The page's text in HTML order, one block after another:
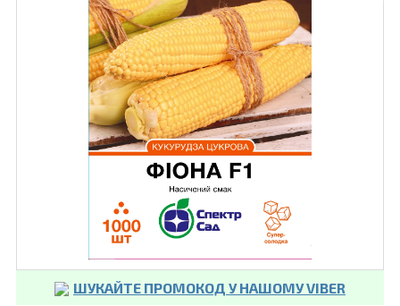
ШУКАЙТЕ ПРОМОКОД У НАШОМУ VIBER